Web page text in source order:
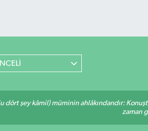
dört şey kâmil) müminin ahlâkındandır:
zaman